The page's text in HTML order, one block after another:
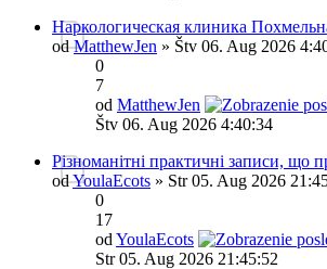
Наркологическая клиника
odMatthewJen » Štv 06. Aug 2026
0
7
od MatthewJen
Štv 06. Aug 2026 4:40:34
Різноманітні практичні записи, що
odYoulaEcots » Str 05. Aug 2026
0
17
od YoulaEcots
Str 05. Aug 2026 21:45:52